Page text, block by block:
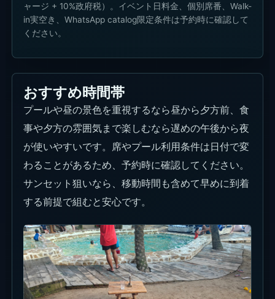
フードとドリンク
La Brisaのフードは、席でゆっくりシェアしながら
使うのが合います。ピザ、チキン、軽い甘さ、ドリ
ンクを混ぜると、ミニマムも自然に使いやすいで
す。
サンセット前後は混みやすいので、写真を撮りたい
人ほど早めにドリンクと軽食を決めておくと、席を